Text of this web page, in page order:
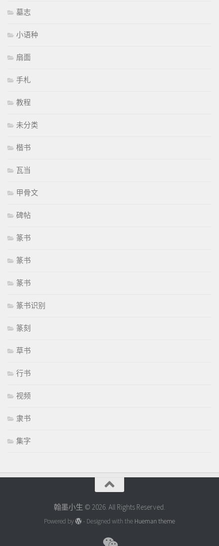
墓志
小语种
扇面
手札
教程
未分类
楷书
瓦当
甲骨文
碑帖
篆书
篆书
篆书
篆书识别
篆刻
草书
行书
视频
隶书
集字
翰墨小生 © 2026. All Rights Reserved.
Powered by - Designed with the Hueman theme